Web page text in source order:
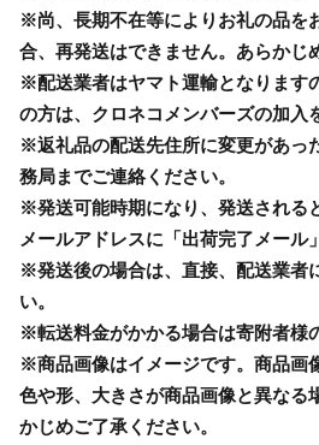
※尚、長期不在等によりお礼の品を
合、再発送はできません。あらかじ
※配送業者はヤマト運輸となります
の方は、クロネコメンバーズの加入
※返礼品の配送先住所に変更があっ
務局までご連絡ください。
※発送可能時期になり、発送される
メールアドレスに「出荷完了メール
※発送後の場合は、直接、配送業者
い。
※転送料金がかかる場合は寄附者様
※商品画像はイメージです。商品画
色や形、大きさが商品画像と異なる
かじめご了承ください。